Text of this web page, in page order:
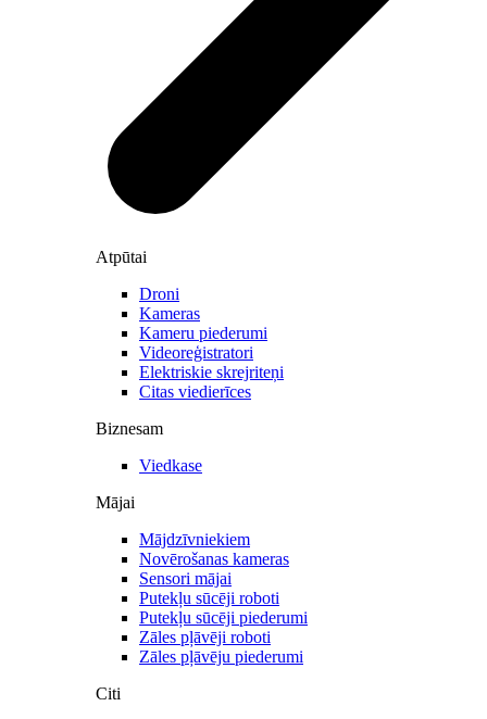
Atpūtai
Droni
Kameras
Kameru piederumi
Videoreģistratori
Elektriskie skrejriteņi
Citas viedierīces
Biznesam
Viedkase
Mājai
Mājdzīvniekiem
Novērošanas kameras
Sensori mājai
Putekļu sūcēji roboti
Putekļu sūcēji piederumi
Zāles pļāvēji roboti
Zāles pļāvēju piederumi
Citi